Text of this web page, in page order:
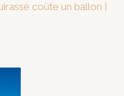
coûte un ballon |